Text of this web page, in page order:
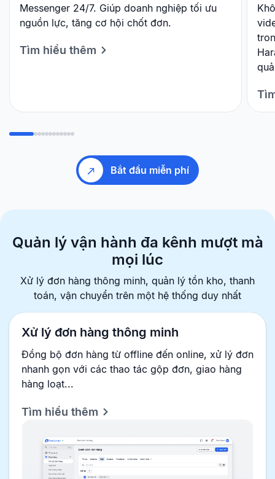
Messenger 24/7. Giúp doanh nghiệp tối ưu
nguồn lực, tăng cơ hội chốt đơn.
Tìm hiểu thêm
Bắt đầu miễn phí
Quản lý vận hành đa kênh mượt mà
mọi lúc
Xử lý đơn hàng thông minh, quản lý tồn kho, thanh
toán, vận chuyển trên một hệ thống duy nhất
Xử lý đơn hàng thông minh
Đồng bộ đơn hàng từ offline đến online, xử lý đơn
nhanh gọn với các thao tác gộp đơn, giao hàng
hàng loạt...
Tìm hiểu thêm